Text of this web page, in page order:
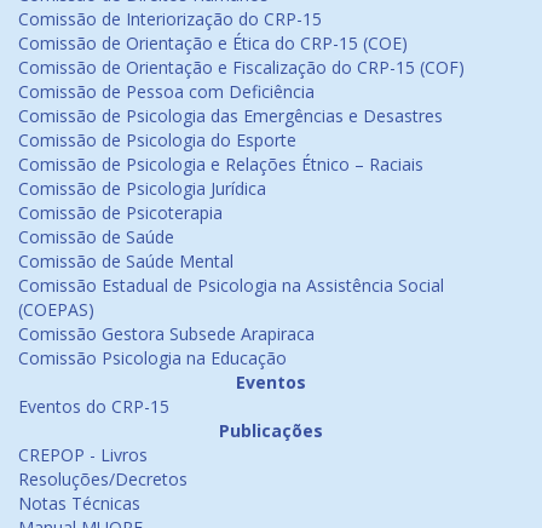
Comissão de Interiorização do CRP-15
Comissão de Orientação e Ética do CRP-15 (COE)
Comissão de Orientação e Fiscalização do CRP-15 (COF)
Comissão de Pessoa com Deficiência
Comissão de Psicologia das Emergências e Desastres
Comissão de Psicologia do Esporte
Comissão de Psicologia e Relações Étnico – Raciais
Comissão de Psicologia Jurídica
Comissão de Psicoterapia
Comissão de Saúde
Comissão de Saúde Mental
Comissão Estadual de Psicologia na Assistência Social
(COEPAS)
Comissão Gestora Subsede Arapiraca
Comissão Psicologia na Educação
Eventos
Eventos do CRP-15
Publicações
CREPOP - Livros
Resoluções/Decretos
Notas Técnicas